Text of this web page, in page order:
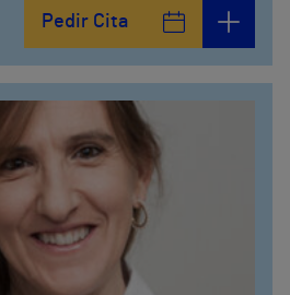
Pedir Cita